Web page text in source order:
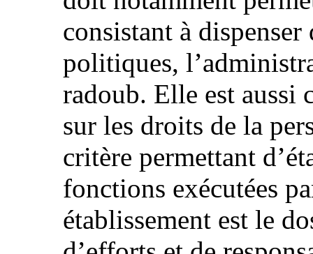
consistant à dispenser
politiques,
radoub. Elle est aussi
sur les droits de la
critère permettant
fonctions exécutées
établissement est le